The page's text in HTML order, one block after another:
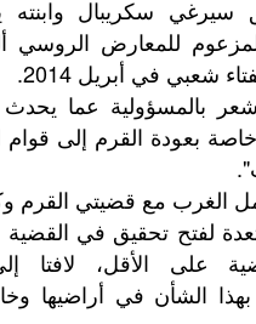
سكريبال وابنته
في مارس 2018، والتسميم المزعوم للمعارض
شعبي في أبريل 2014.
بالمسؤولية عما يحدث
بعودة القرم إلى قوام
الغرب مع قضيتي القرم
لفتح تحقيق في
على الأقل،
الشأن في أراضيها